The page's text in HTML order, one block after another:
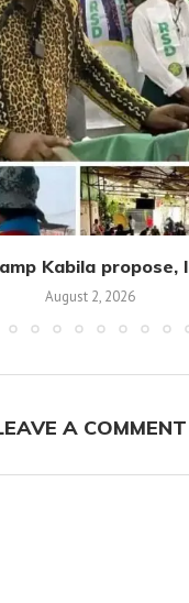
Kabila propose,
August 2, 2026
A COMMENT